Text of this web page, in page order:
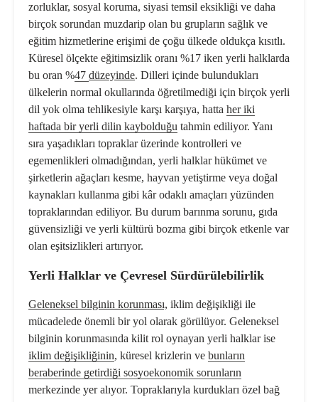
zorluklar, sosyal koruma, siyasi temsil eksikliği ve daha
birçok sorundan muzdarip olan bu grupların sağlık ve
eğitim hizmetlerine erişimi de çoğu ülkede oldukça kısıtlı.
Küresel ölçekte eğitimsizlik oranı %17 iken yerli halklarda
bu oran %47 düzeyinde. Dilleri içinde bulundukları
ülkelerin normal okullarında öğretilmediği için birçok yerli
dil yok olma tehlikesiyle karşı karşıya, hatta her iki
haftada bir yerli dilin kaybolduğu tahmin ediliyor. Yanı
sıra yaşadıkları topraklar üzerinde kontrolleri ve
egemenlikleri olmadığından, yerli halklar hükümet ve
şirketlerin ağaçları kesme, hayvan yetiştirme veya doğal
kaynakları kullanma gibi kâr odaklı amaçları yüzünden
topraklarından ediliyor. Bu durum barınma sorunu, gıda
güvensizliği ve yerli kültürü bozma gibi birçok etkenle var
olan eşitsizlikleri artırıyor.
Yerli Halklar ve Çevresel Sürdürülebilirlik
Geleneksel bilginin korunması, iklim değişikliği ile
mücadelede önemli bir yol olarak görülüyor. Geleneksel
bilginin korunmasında kilit rol oynayan yerli halklar ise
iklim değişikliğinin, küresel krizlerin ve bunların
beraberinde getirdiği sosyoekonomik sorunların
merkezinde yer alıyor. Topraklarıyla kurdukları özel bağ